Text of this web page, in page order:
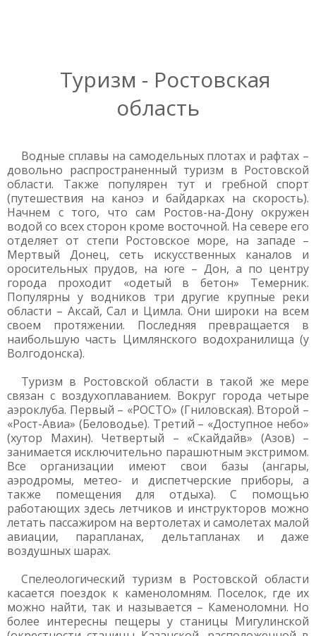
Туризм - Ростовская
область
Водные сплавы на самодельных плотах и рафтах –
довольно распространенный туризм в Ростовской
области. Также популярен тут и гребной спорт
(путешествия на каноэ и байдарках на скорость).
Начнем с того, что сам Ростов-на-Дону окружен
водой со всех сторон кроме восточной. На севере его
отделяет от степи Ростовское море, на западе –
Мертвый Донец, сеть искусственных каналов и
оросительных прудов, на юге – Дон, а по центру
города проходит «одетый в бетон» Темерник.
Популярны у водников три другие крупные реки
области – Аксай, Сал и Цимла. Они широки на всем
своем протяжении. Последняя превращается в
наибольшую часть Цимлянского водохранилища (у
Волгодонска).
Туризм в Ростовской области в такой же мере
связан с воздухоплаванием. Вокруг города четыре
аэроклуба. Первый – «РОСТО» (Гниловская). Второй –
«Рост-Авиа» (Беловодье). Третий – «Доступное небо»
(хутор Махин). Четвертый – «Скайдайв» (Азов) –
занимается исключительно парашютным экстримом.
Все организации имеют свои базы (ангары,
аэродромы, метео- и диспетчерские приборы, а
также помещения для отдыха). С помощью
работающих здесь летчиков и инструкторов можно
летать пассажиром на вертолетах и самолетах малой
авиации, парапланах, дельтапланах и даже
воздушных шарах.
Спелеологический туризм в Ростовской области
касается поездок к каменоломням. Поселок, где их
можно найти, так и называется – Каменоломни. Но
более интересны пещеры у станицы Мигулинской